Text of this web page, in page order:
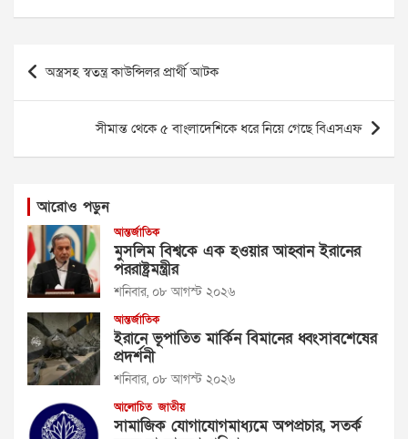
Post
navigation
অস্ত্রসহ স্বতন্ত্র কাউন্সিলর প্রার্থী আটক
সীমান্ত থেকে ৫ বাংলাদেশিকে ধরে নিয়ে গেছে বিএসএফ
আরোও পড়ুন
আন্তর্জাতিক
মুসলিম বিশ্বকে এক হওয়ার আহ্বান ইরানের
পররাষ্ট্রমন্ত্রীর
শনিবার, ০৮ আগস্ট ২০২৬
আন্তর্জাতিক
ইরানে ভূপাতিত মার্কিন বিমানের ধ্বংসাবশেষের
প্রদর্শনী
শনিবার, ০৮ আগস্ট ২০২৬
আলোচিত জাতীয়
সামাজিক যোগাযোগমাধ্যমে অপপ্রচার, সতর্ক